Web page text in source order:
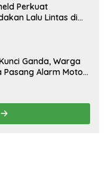
Perkuat
Lalu Lintas di
Ganda, Warga
Pasang Alarm Motor